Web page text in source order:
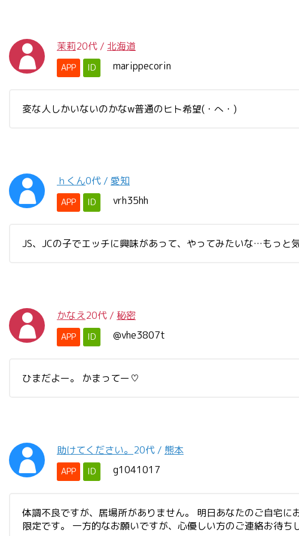
茉莉20代 / 北海道
APP ID marippecorin
変な人しかいないのかなw普通のヒト希望(・へ・)
ｈくん0代 / 愛知
APP ID vrh35hh
JS、JCの子でエッチに興味があって、やってみたいな…もっと
かなえ20代 / 秘密
APP ID @vhe3807t
ひまだよー。 かまってー♡
助けてください。 20代 / 熊本
APP ID g1041017
体調不良ですが、居場所がありません。 明日あなたのご自宅
限定です。 一方的なお願いですが、心優しい方のご連絡お待ち